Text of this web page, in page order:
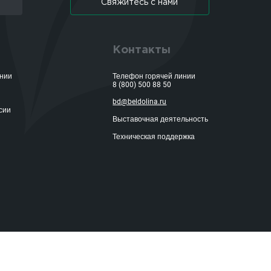
Свяжитесь с нами
Контакты
Телефон горячей линии
8 (800) 500 88 50
bd@beldolina.ru
Выставочная деятельность
Техническая поддержка